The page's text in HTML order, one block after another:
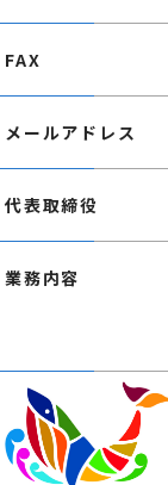
FAX
メールアドレス
代表取締役
業務内容